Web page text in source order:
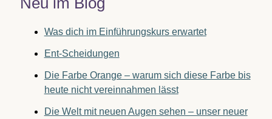
Was dich im Einführungskurs erwartet
Ent-Scheidungen
Die Farbe Orange – warum sich diese Farbe bis
heute nicht vereinnahmen lässt
Die Welt mit neuen Augen sehen – unser neuer